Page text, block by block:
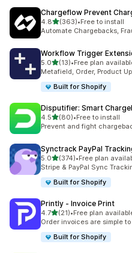
Chargeflow Prevent
4.8เต็ม 5 ดาว
(363)
ทั้งหมด 363 รีวิว
•Free to install
Automate Chargebacks,
Workflow Trigger
5.0เต็ม 5 ดาว
(13)
ทั้งหมด 13 รีวิว
•Free plan
Metafield, Order, Product
Built for Shopify
Disputifier: Smart
4.5เต็ม 5 ดาว
(80)
ทั้งหมด 80 รีวิว
•Free to install
Prevent and fight
Synctrack PayPal
5.0เต็ม 5 ดาว
(374)
ทั้งหมด 374 รีวิว
•Free plan
Stripe & PayPal Sync
Built for Shopify
Printly ‑ Invoice Print
4.7เต็ม 5 ดาว
(21)
ทั้งหมด 21 รีวิว
•Free plan
Order invoices are simple
Built for Shopify